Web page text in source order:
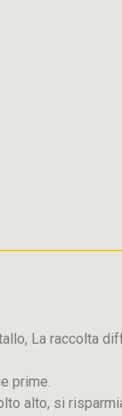
La raccolta
prime.
alto, si